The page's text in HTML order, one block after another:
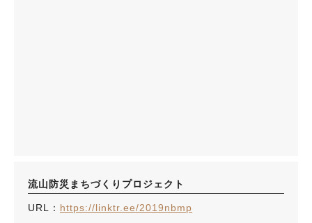
流山防災まちづくりプロジェクト
URL： https://linktr.ee/2019nbmp